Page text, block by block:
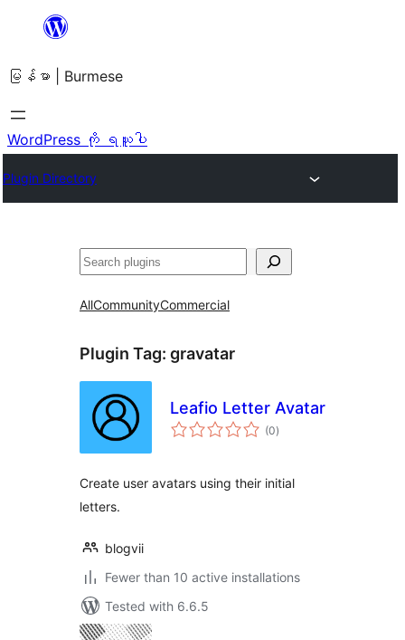
အကြောင်းအရာ
ကျော်သွား
ရန်
မြန်မာ | Burmese
WordPress ကို ရယူပါ
Plugin Directory
ရှာ
AllCommunityCommercial
Plugin Tag: gravatar
Leafio Letter Avatar
(0total
ratings
)
Create user avatars using their initial
letters.
blogvii
Fewer than 10 active installations
Tested with 6.6.5